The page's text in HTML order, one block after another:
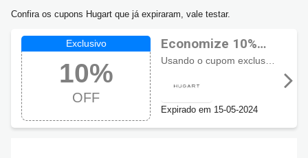
Confira os cupons Hugart que já expiraram, vale testar.
10%
OFF
Economize 10%
OFF usando
Expirado em 15-05-2024